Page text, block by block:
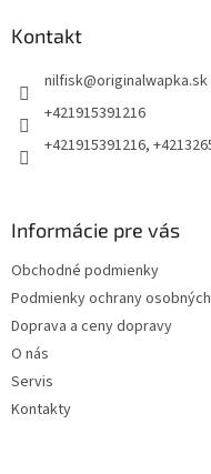
Kontakt
nilfisk@originalwapka.sk
+421915391216
+421915391216,
Informácie pre vás
Obchodné podmienky
Podmienky ochrany
Doprava a ceny dopravy
O nás
Servis
Kontakty